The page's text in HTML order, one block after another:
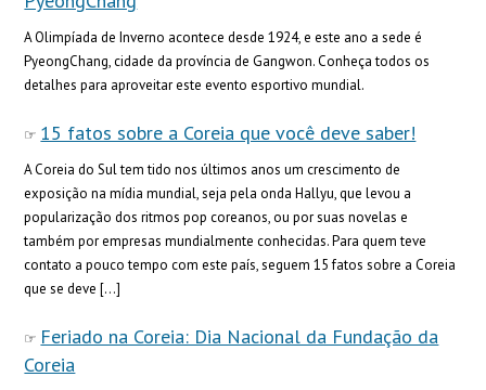
A Olimpíada de Inverno acontece desde 1924, e este ano a sede é
PyeongChang, cidade da província de Gangwon. Conheça todos os
detalhes para aproveitar este evento esportivo mundial.
15 fatos sobre a Coreia que você deve saber!
A Coreia do Sul tem tido nos últimos anos um crescimento de
exposição na mídia mundial, seja pela onda Hallyu, que levou a
popularização dos ritmos pop coreanos, ou por suas novelas e
também por empresas mundialmente conhecidas. Para quem teve
contato a pouco tempo com este país, seguem 15 fatos sobre a Coreia
que se deve […]
Feriado na Coreia: Dia Nacional da Fundação da
Coreia